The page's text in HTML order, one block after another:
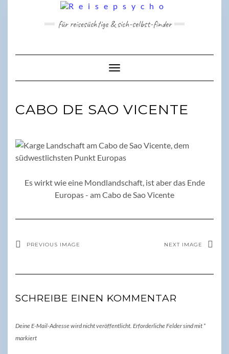
für reisesüchtige & sich-selbst-finder
Toggle Navigation
CABO DE SAO VICENTE
Es wirkt wie eine Mondlandschaft, ist aber das Ende
Europas - am Cabo de Sao Vicente
PREVIOUS IMAGE NEXT IMAGE
SCHREIBE EINEN KOMMENTAR
Deine E-Mail-Adresse wird nicht veröffentlicht. Erforderliche Felder sind mit *
markiert